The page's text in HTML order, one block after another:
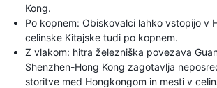
Kong.
Po kopnem: Obiskovalci lahko vstopijo v
celinske Kitajske tudi po kopnem.
Z vlakom: hitra železniška povezava
Shenzhen-Hong Kong zagotavlja
storitve med Hongkongom in mesti v